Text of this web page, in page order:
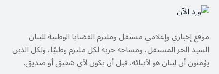
موقع إخباري وإعلامي مستقل وملتزم القضايا الوطنية للبنان
السيد الحر المستقل، ومساحة حرية لكل ملتزم وطنيًا، ولكل الذين
يؤمنون أن لبنان هو لأبنائه، قبل أن يكون لأي شقيق أو صديق.